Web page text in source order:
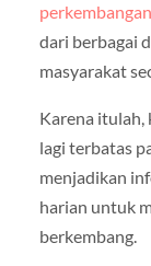
dari berbagai
masyarakat
Karena
lagi terbatas
menjadikan
harian untuk
berkembang.